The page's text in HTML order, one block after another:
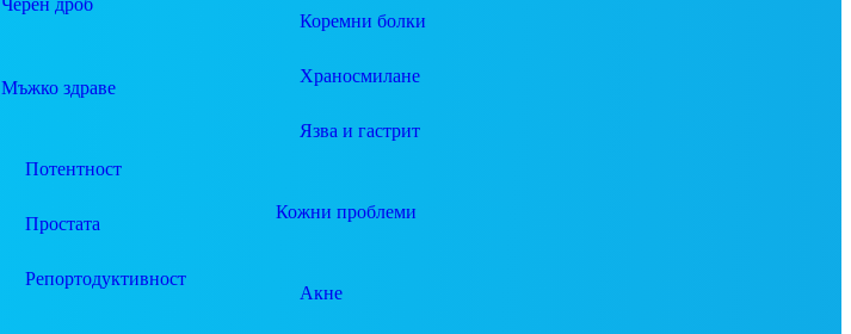
Черен дроб
Мъжко здраве
Потентност
Простата
Репортодуктивност
Коремни болки
Храносмилане
Язва и гастрит
Кожни проблеми
Акне